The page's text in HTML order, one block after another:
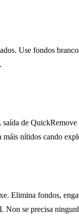
Use fondos
de
nítidos cando
Elimina fondos,
se precisa